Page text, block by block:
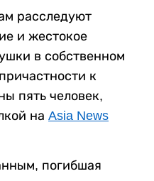
расследуют
и жестокое
в собственном
к
пять человек,
на Asia News
погибшая